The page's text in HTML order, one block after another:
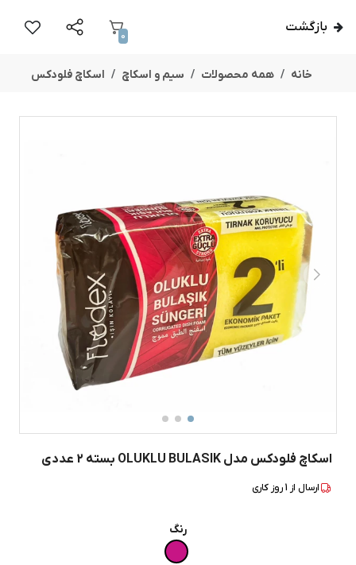
بازگشت
0
خانه همه محصولات سیم و اسکاچ اسکاچ فلودکس
اسکاچ فلودکس مدل OLUKLU BULASIK بسته 2 عددی
ارسال از 1روز کاری
رنگ